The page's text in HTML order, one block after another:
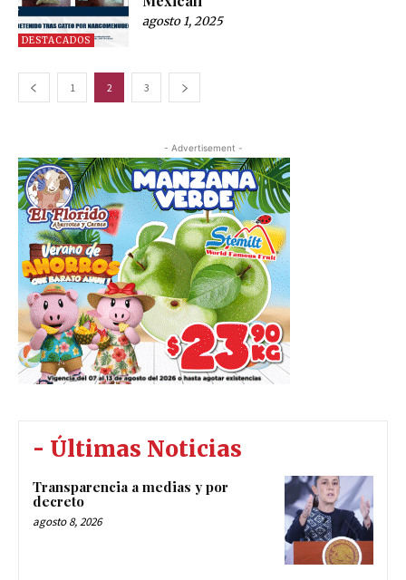
DESTACADOS
agosto 1, 2025
1 2 3
- Advertisement -
- Últimas Noticias
Transparencia a medias y por
decreto
agosto 8, 2026